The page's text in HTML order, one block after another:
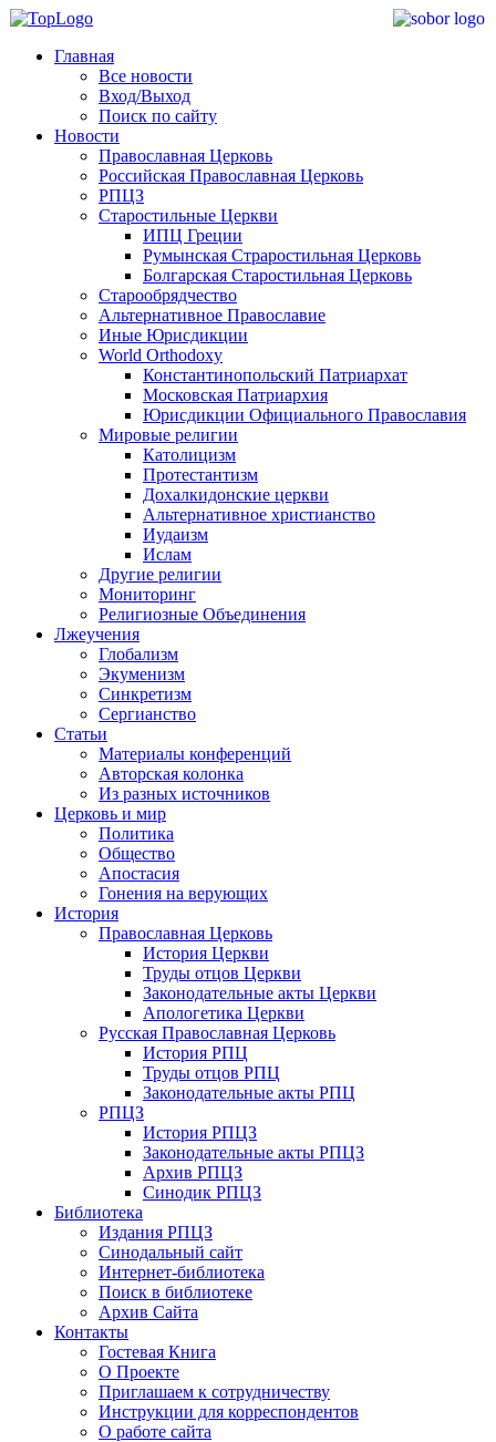
Главная
Все новости
Вход/Выход
Поиск по сайту
Новости
Православная Церковь
Российская Православная Церковь
РПЦЗ
Старостильные Церкви
ИПЦ Греции
Румынская Страростильная Церковь
Болгарская Старостильная Церковь
Старообрядчество
Альтернативное Православие
Иные Юрисдикции
World Orthodoxy
Константинопольский Патриархат
Московская Патриархия
Юрисдикции Официального Православия
Мировые религии
Католицизм
Протестантизм
Дохалкидонские церкви
Альтернативное христианство
Иудаизм
Ислам
Другие религии
Мониторинг
Религиозные Объединения
Лжеучения
Глобализм
Экуменизм
Синкретизм
Сергианство
Статьи
Материалы конференций
Авторская колонка
Из разных источников
Церковь и мир
Политика
Общество
Апостасия
Гонения на верующих
История
Православная Церковь
История Церкви
Труды отцов Церкви
Законодательные акты Церкви
Апологетика Церкви
Русская Православная Церковь
История РПЦ
Труды отцов РПЦ
Законодательные акты РПЦ
РПЦЗ
История РПЦЗ
Законодательные акты РПЦЗ
Архив РПЦЗ
Синодик РПЦЗ
Библиотека
Издания РПЦЗ
Синодальный сайт
Интернет-библиотека
Поиск в библиотеке
Архив Сайта
Контакты
Гостевая Книга
О Проекте
Приглашаем к сотрудничеству
Инструкции для корреспондентов
О работе сайта